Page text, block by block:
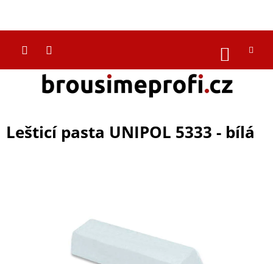
obsah
KOŠÍK
Lešticí pasta UNIPOL 5333 - bílá